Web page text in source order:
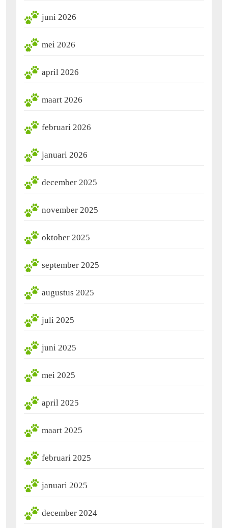
juni 2026
mei 2026
april 2026
maart 2026
februari 2026
januari 2026
december 2025
november 2025
oktober 2025
september 2025
augustus 2025
juli 2025
juni 2025
mei 2025
april 2025
maart 2025
februari 2025
januari 2025
december 2024